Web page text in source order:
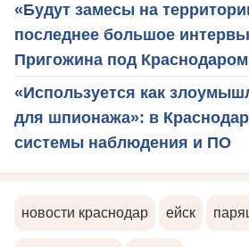
«Будут замесы на
последнее большое
Пригожина под Краснодаром
«Используется как
для шпионажа»: в
системы наблюдения и ПО
новости краснодар ейск